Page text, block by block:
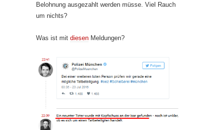
Belohnung ausgezahlt werden müsse. Viel Rauch
um nichts?
Was ist mit diesen Meldungen?